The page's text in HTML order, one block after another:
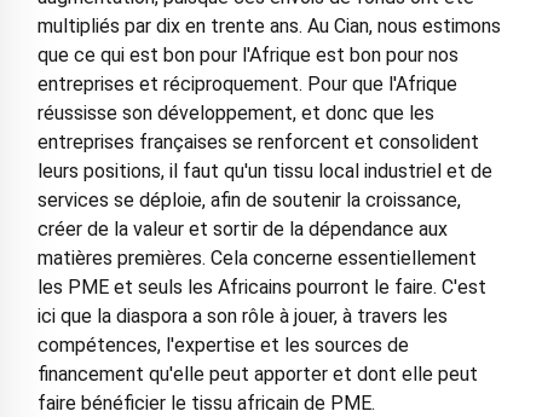
multipliés par dix en trente ans. Au Cian, nous estimons
que ce qui est bon pour l'Afrique est bon pour nos
entreprises et réciproquement. Pour que l'Afrique
réussisse son développement, et donc que les
entreprises françaises se renforcent et consolident
leurs positions, il faut qu'un tissu local industriel et de
services se déploie, afin de soutenir la croissance,
créer de la valeur et sortir de la dépendance aux
matières premières. Cela concerne essentiellement
les PME et seuls les Africains pourront le faire. C'est
ici que la diaspora a son rôle à jouer, à travers les
compétences, l'expertise et les sources de
financement qu'elle peut apporter et dont elle peut
faire bénéficier le tissu africain de PME.